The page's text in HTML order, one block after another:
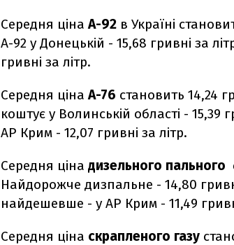
Середня цінаА-92 в Україні
А-92 у Донецькій - 15,68 гривні за
гривні за літр.
Середня цінаА-76 становить 14,24
коштує у Волинській області -
АР Крим - 12,07 гривні за літр.
Середня ціна дизельного пального
Найдорожче дизпальне - 14,80
найдешевше - у АР Крим - 11,49
Середня ціна скрапленого газу